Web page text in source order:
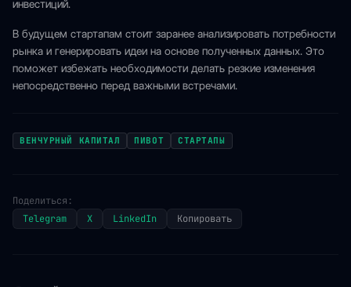
инвестиций.
В будущем стартапам стоит заранее анализировать потребности
рынка и генерировать идеи на основе полученных данных. Это
поможет избежать необходимости делать резкие изменения
непосредственно перед важными встречами.
ВЕНЧУРНЫЙ КАПИТАЛ ПИВОТ СТАРТАПЫ
Поделиться:
Telegram
X LinkedIn Копировать